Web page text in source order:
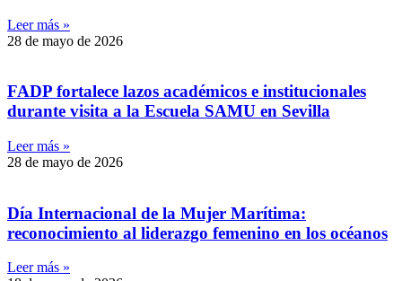
Leer más »
28 de mayo de 2026
FADP fortalece lazos académicos e institucionales
durante visita a la Escuela SAMU en Sevilla
Leer más »
28 de mayo de 2026
Día Internacional de la Mujer Marítima:
reconocimiento al liderazgo femenino en los océanos
Leer más »